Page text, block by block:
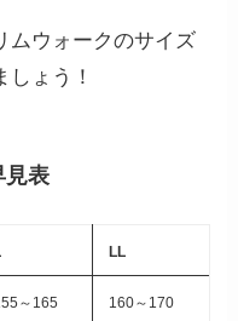
ムウォークのサイズ
ょう！
見表
LL
～165 160～170